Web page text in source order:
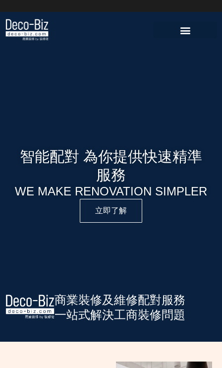
智能配對 為你提供快速精準
服務
WE MAKE RENOVATION SIMPLER
立即了解
商業裝修及維修配對服務
一站式解決工商裝修問題